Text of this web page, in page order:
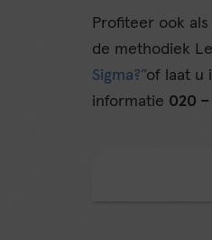
Profiteer ook
de methodiek
Sigma?”of laat u
informatie 020 –